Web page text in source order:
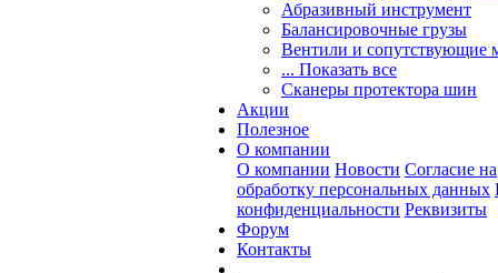
Абразивный инструмент
Балансировочные грузы
Вентили и сопутствующие
... Показать все
Сканеры протектора шин
Акции
Полезное
О компании
О компании Новости Согласие на
обработку персональных данных
конфиденциальности Реквизиты
Форум
Контакты